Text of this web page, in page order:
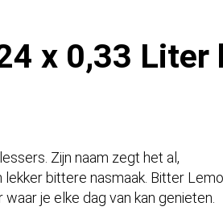
x 0,33 Liter
Zijn naam zegt het al,
bittere nasmaak. Bitter
je elke dag van kan genieten.